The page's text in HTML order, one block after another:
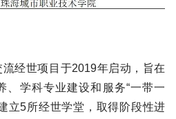
经世项目于2019年启动，旨在
、学科专业建设和服务“一带一
立5所经世学堂，取得阶段性进